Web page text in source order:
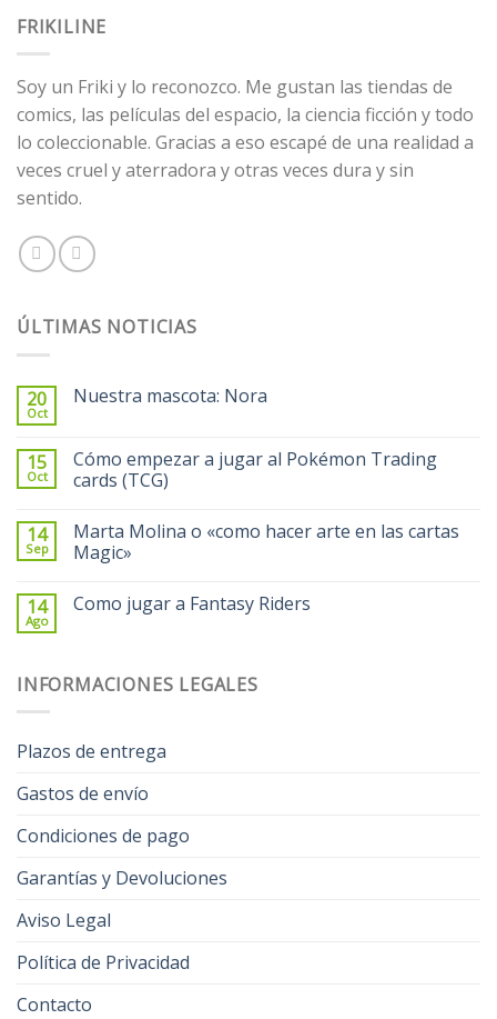
FRIKILINE
Soy un Friki y lo reconozco. Me gustan las tiendas de
comics, las películas del espacio, la ciencia ficción y todo
lo coleccionable. Gracias a eso escapé de una realidad a
veces cruel y aterradora y otras veces dura y sin
sentido.
ÚLTIMAS NOTICIAS
20
Oct
Nuestra mascota: Nora
15
Oct
Cómo empezar a jugar al Pokémon Trading
cards (TCG)
14
Sep
Marta Molina o «como hacer arte en las cartas
Magic»
14
Ago
Como jugar a Fantasy Riders
INFORMACIONES LEGALES
Plazos de entrega
Gastos de envío
Condiciones de pago
Garantías y Devoluciones
Aviso Legal
Política de Privacidad
Contacto